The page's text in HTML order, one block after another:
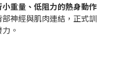
重量、低阻力的熱身動作
部神經與肌肉連結，正式訓
。